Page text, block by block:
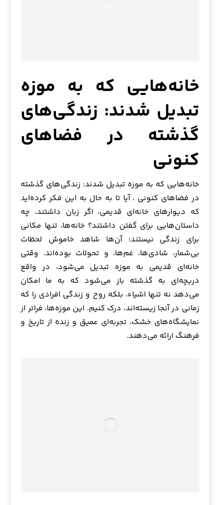
خانه‌هایی که به موزه
تبدیل شدند: زندگی‌های
گذشته در فضاهای
کنونی
خانه‌هایی که به موزه تبدیل شدند: زندگی‌های گذشته
در فضاهای کنونی ، آیا تا به حال به این فکر کرده‌اید
که دیوارهای خانه‌ای قدیمی، اگر زبان داشتند، چه
داستان‌هایی برای گفتن داشتند؟ خانه‌ها، تنها مکانی
برای زندگی نیستند؛ آن‌ها شاهد خاموش لحظات
بی‌شمار، شادی‌ها، غم‌ها، و تحولات بوده‌اند. وقتی
خانه‌ای قدیمی به موزه تبدیل می‌شود، در واقع
دریچه‌ای به گذشته باز می‌شود که به ما امکان
می‌دهد نه تنها اشیاء، بلکه روح و زندگی افرادی را که
زمانی در آنجا زیسته‌اند، درک کنیم. این موزه‌ها، فراتر از
نمایشگاه‌های خشک، تجربه‌ای عمیق و زنده از تاریخ و
فرهنگ ارائه می‌دهند.